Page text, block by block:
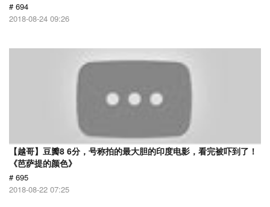
# 694
2018-08-24 09:26
【越哥】豆瓣8 6分，号称拍的最大胆的印度电影，看完被吓到了！
《芭萨提的颜色》
# 695
2018-08-22 07:25